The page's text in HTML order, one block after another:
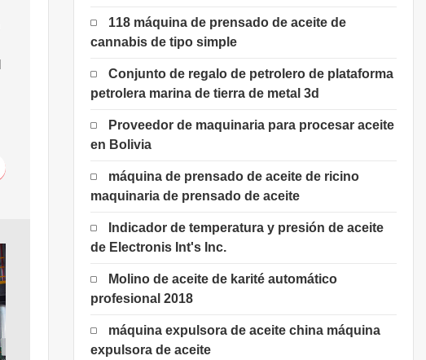
118 máquina de prensado de aceite de
cannabis de tipo simple
Conjunto de regalo de petrolero de plataforma
petrolera marina de tierra de metal 3d
Proveedor de maquinaria para procesar aceite
en Bolivia
máquina de prensado de aceite de ricino
maquinaria de prensado de aceite
Indicador de temperatura y presión de aceite
de Electronis Int's Inc.
Molino de aceite de karité automático
profesional 2018
máquina expulsora de aceite china máquina
expulsora de aceite